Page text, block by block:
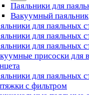
Паяльники для
Вакуумный паяльник
для паяльных
для паяльных
для паяльных
присоски для
для паяльных
с фильтром